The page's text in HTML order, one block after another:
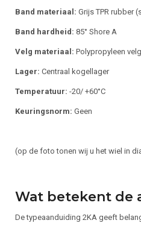
Band materiaal: Grijs TPR rubber
Band hardheid: 85° Shore A
Velg materiaal: Polypropyleen velg
Lager: Centraal kogellager
Temperatuur: -20/ +60°C
Keuringsnorm: Geen
(op de foto tonen wij u het wiel in
Wat betekent de
De typeaanduiding 2KA geeft